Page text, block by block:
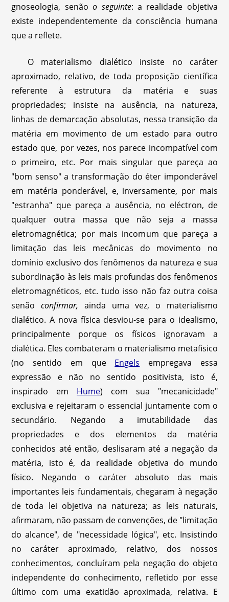
gnoseologia, senão o seguinte: a realidade objetiva
existe independentemente da consciência humana
que a reflete.
O materialismo dialético insiste no caráter
aproximado, relativo, de toda proposição científica
referente à estrutura da matéria e suas
propriedades; insiste na ausência, na natureza,
linhas de demarcação absolutas, nessa transição da
matéria em movimento de um estado para outro
estado que, por vezes, nos parece incompatível com
o primeiro, etc. Por mais singular que pareça ao
"bom senso" a transformação do éter imponderável
em matéria ponderável, e, inversamente, por mais
"estranha" que pareça a ausência, no eléctron, de
qualquer outra massa que não seja a massa
eletromagnética; por mais incomum que pareça a
limitação das leis mecânicas do movimento no
domínio exclusivo dos fenômenos da natureza e sua
subordinação às leis mais profundas dos fenômenos
eletromagnéticos, etc. tudo isso não faz outra coisa
senão confirmar, ainda uma vez, o materialismo
dialético. A nova física desviou-se para o idealismo,
principalmente porque os físicos ignoravam a
dialética. Eles combateram o materialismo metafisico
(no sentido em que Engels empregava essa
expressão e não no sentido positivista, isto é,
inspirado em Hume) com sua "mecanicidade"
exclusiva e rejeitaram o essencial juntamente com o
secundário. Negando a imutabilidade das
propriedades e dos elementos da matéria
conhecidos até então, deslisaram até a negação da
matéria, isto é, da realidade objetiva do mundo
físico. Negando o caráter absoluto das mais
importantes leis fundamentais, chegaram à negação
de toda lei objetiva na natureza; as leis naturais,
afirmaram, não passam de convenções, de "limitação
do alcance", de "necessidade lógica", etc. Insistindo
no caráter aproximado, relativo, dos nossos
conhecimentos, concluíram pela negação do objeto
independente do conhecimento, refletido por esse
último com uma exatidão aproximada, relativa. E